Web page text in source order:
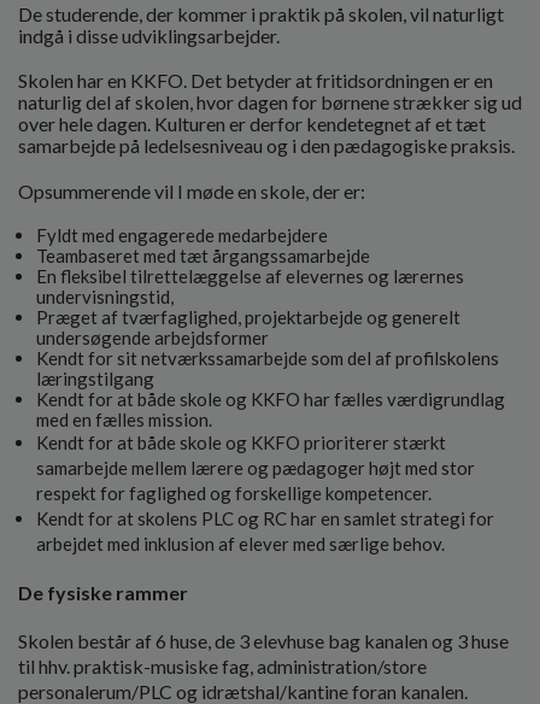
De studerende, der kommer i praktik på skolen, vil naturligt
indgå i disse udviklingsarbejder.
Skolen har en KKFO. Det betyder at fritidsordningen er en
naturlig del af skolen, hvor dagen for børnene strækker sig ud
over hele dagen. Kulturen er derfor kendetegnet af et tæt
samarbejde på ledelsesniveau og i den pædagogiske praksis.
Opsummerende vil I møde en skole, der er:
Fyldt med engagerede medarbejdere
Teambaseret med tæt årgangssamarbejde
En fleksibel tilrettelæggelse af elevernes og lærernes
undervisningstid,
Præget af tværfaglighed, projektarbejde og generelt
undersøgende arbejdsformer
Kendt for sit netværkssamarbejde som del af profilskolens
læringstilgang
Kendt for at både skole og KKFO har fælles værdigrundlag
med en fælles mission.
Kendt for at både skole og KKFO prioriterer stærkt
samarbejde mellem lærere og pædagoger højt med stor
respekt for faglighed og forskellige kompetencer.
Kendt for at skolens PLC og RC har en samlet strategi for
arbejdet med inklusion af elever med særlige behov.
De fysiske rammer
Skolen består af 6 huse, de 3 elevhuse bag kanalen og 3 huse
til hhv. praktisk-musiske fag, administration/store
personalerum/PLC og idrætshal/kantine foran kanalen.